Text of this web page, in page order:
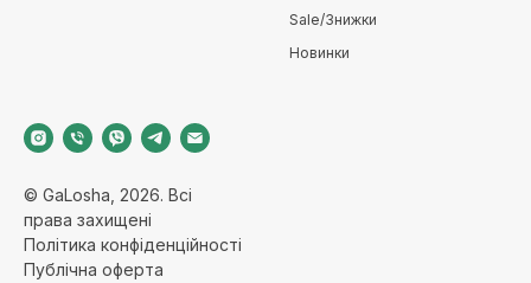
© GaLosha, 2026. Всі
права захищені
Політика конфіденційності
Публічна оферта
Sale/Знижки
Новинки